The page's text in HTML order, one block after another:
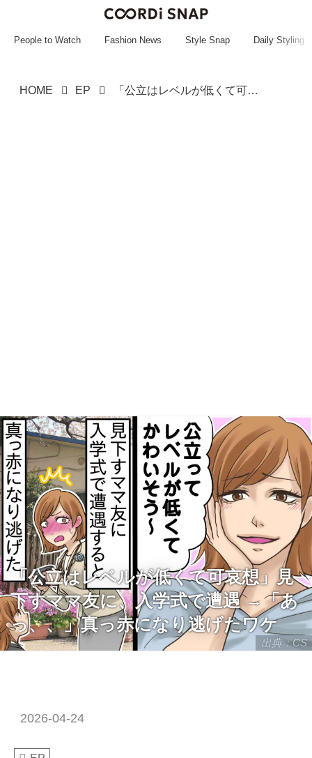
~~~~~~~~~~~
People to Watch Fashion News Style Snap Daily Styling
HOME EP 「公立はレベルが低くて可哀想」見下すママ友に、入学式で遭遇 →「あっ、、」真っ赤になり逃げたワケ
出典：CS
「公立はレベルが低くて可哀想」見
下すママ友に、入学式で遭遇 →「あ
っ、、」真っ赤になり逃げたワケ
2026-04-24